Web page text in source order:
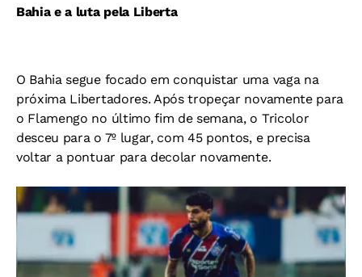
Bahia e a luta pela Liberta
O Bahia segue focado em conquistar uma vaga na
próxima Libertadores. Após tropeçar novamente para
o Flamengo no último fim de semana, o Tricolor
desceu para o 7º lugar, com 45 pontos, e precisa
voltar a pontuar para decolar novamente.